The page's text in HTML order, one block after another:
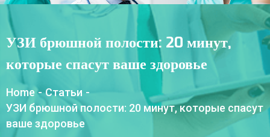
УЗИ брюшной полости: 20 минут,
которые спасут ваше здоровье
Home - Статьи -
УЗИ брюшной полости: 20 минут, которые спасут
ваше здоровье